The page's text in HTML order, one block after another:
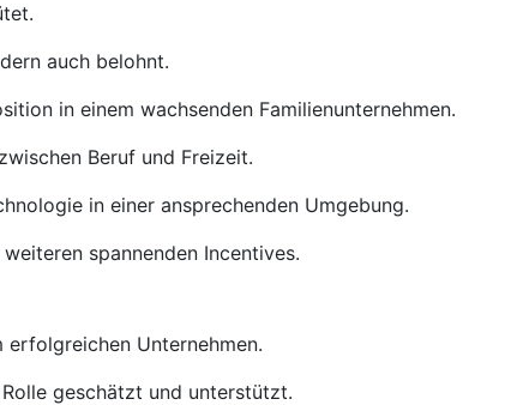
auch belohnt.
in einem wachsenden Familienunternehmen.
Beruf und Freizeit.
in einer ansprechenden Umgebung.
spannenden Incentives.
Unternehmen.
geschätzt und unterstützt.